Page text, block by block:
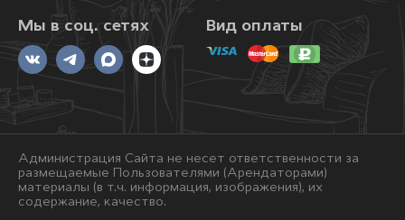
Мы в соц. сетях Вид оплаты
Администрация Сайта не несет ответственности за
размещаемые Пользователями (Арендаторами)
материалы (в т.ч. информация, изображения), их
содержание, качество.